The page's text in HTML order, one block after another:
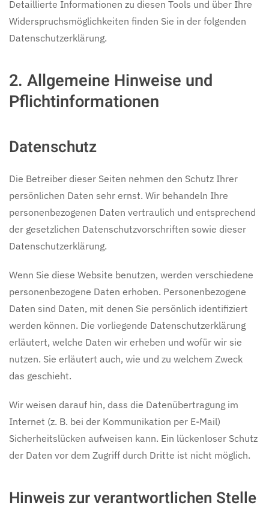
Detaillierte Informationen zu diesen Tools und über Ihre
Widerspruchsmöglichkeiten finden Sie in der folgenden
Datenschutzerklärung.
2. Allgemeine Hinweise und
Pflichtinformationen
Datenschutz
Die Betreiber dieser Seiten nehmen den Schutz Ihrer
persönlichen Daten sehr ernst. Wir behandeln Ihre
personenbezogenen Daten vertraulich und entsprechend
der gesetzlichen Datenschutzvorschriften sowie dieser
Datenschutzerklärung.
Wenn Sie diese Website benutzen, werden verschiedene
personenbezogene Daten erhoben. Personenbezogene
Daten sind Daten, mit denen Sie persönlich identifiziert
werden können. Die vorliegende Datenschutzerklärung
erläutert, welche Daten wir erheben und wofür wir sie
nutzen. Sie erläutert auch, wie und zu welchem Zweck
das geschieht.
Wir weisen darauf hin, dass die Datenübertragung im
Internet (z. B. bei der Kommunikation per E-Mail)
Sicherheitslücken aufweisen kann. Ein lückenloser Schutz
der Daten vor dem Zugriff durch Dritte ist nicht möglich.
Hinweis zur verantwortlichen Stelle